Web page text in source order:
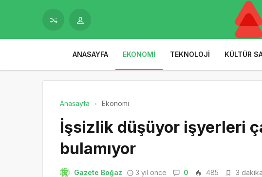
ANASAYFA EKONOMI TEKNOLOJI KÜLTÜR
Anasayfa Ekonomi
İşsizlik düşüyor işyerleri
bulamıyor
Gazete Boğaz 3 yıl önce 0 485 3